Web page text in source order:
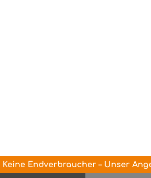
Keine Endverbraucher – Unser